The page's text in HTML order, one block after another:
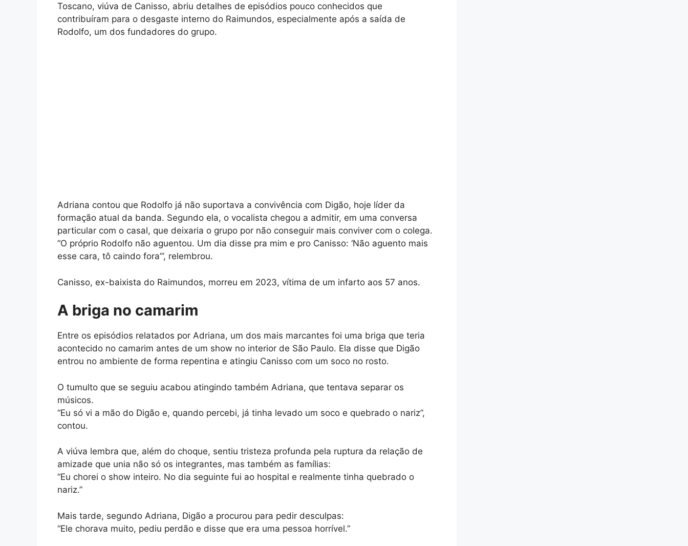
Toscano, viúva de Canisso, abriu detalhes de episódios pouco conhecidos que
contribuíram para o desgaste interno do Raimundos, especialmente após a saída de
Rodolfo, um dos fundadores do grupo.
Adriana contou que Rodolfo já não suportava a convivência com Digão, hoje líder da
formação atual da banda. Segundo ela, o vocalista chegou a admitir, em uma conversa
particular com o casal, que deixaria o grupo por não conseguir mais conviver com o colega.
“O próprio Rodolfo não aguentou. Um dia disse pra mim e pro Canisso: ‘Não aguento mais
esse cara, tô caindo fora’”, relembrou.
Canisso, ex-baixista do Raimundos, morreu em 2023, vítima de um infarto aos 57 anos.
A briga no camarim
Entre os episódios relatados por Adriana, um dos mais marcantes foi uma briga que teria
acontecido no camarim antes de um show no interior de São Paulo. Ela disse que Digão
entrou no ambiente de forma repentina e atingiu Canisso com um soco no rosto.
O tumulto que se seguiu acabou atingindo também Adriana, que tentava separar os
músicos.
“Eu só vi a mão do Digão e, quando percebi, já tinha levado um soco e quebrado o nariz”,
contou.
A viúva lembra que, além do choque, sentiu tristeza profunda pela ruptura da relação de
amizade que unia não só os integrantes, mas também as famílias:
“Eu chorei o show inteiro. No dia seguinte fui ao hospital e realmente tinha quebrado o
nariz.”
Mais tarde, segundo Adriana, Digão a procurou para pedir desculpas:
“Ele chorava muito, pediu perdão e disse que era uma pessoa horrível.”